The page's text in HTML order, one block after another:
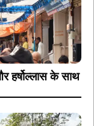
हर्षोल्लास के साथ